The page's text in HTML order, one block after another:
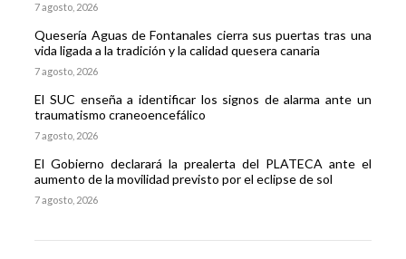
7 agosto, 2026
Quesería Aguas de Fontanales cierra sus puertas tras una
vida ligada a la tradición y la calidad quesera canaria
7 agosto, 2026
El SUC enseña a identificar los signos de alarma ante un
traumatismo craneoencefálico
7 agosto, 2026
El Gobierno declarará la prealerta del PLATECA ante el
aumento de la movilidad previsto por el eclipse de sol
7 agosto, 2026